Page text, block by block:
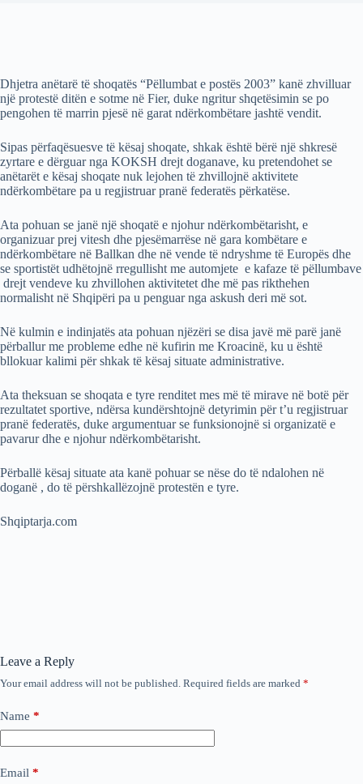
Dhjetra anëtarë të shoqatës “Pëllumbat e postës 2003” kanë zhvilluar
një protestë ditën e sotme në Fier, duke ngritur shqetësimin se po
pengohen të marrin pjesë në garat ndërkombëtare jashtë vendit.
Sipas përfaqësuesve të kësaj shoqate, shkak është bërë një shkresë
zyrtare e dërguar nga KOKSH drejt doganave, ku pretendohet se
anëtarët e kësaj shoqate nuk lejohen të zhvillojnë aktivitete
ndërkombëtare pa u regjistruar pranë federatës përkatëse.
Ata pohuan se janë një shoqatë e njohur ndërkombëtarisht, e
organizuar prej vitesh dhe pjesëmarrëse në gara kombëtare e
ndërkombëtare në Ballkan dhe në vende të ndryshme të Europës dhe
se sportistët udhëtojnë rregullisht me automjete e kafaze të pëllumbave
drejt vendeve ku zhvillohen aktivitetet dhe më pas rikthehen
normalisht në Shqipëri pa u penguar nga askush deri më sot.
Në kulmin e indinjatës ata pohuan njëzëri se disa javë më parë janë
përballur me probleme edhe në kufirin me Kroacinë, ku u është
bllokuar kalimi për shkak të kësaj situate administrative.
Ata theksuan se shoqata e tyre renditet mes më të mirave në botë për
rezultatet sportive, ndërsa kundërshtojnë detyrimin për t’u regjistruar
pranë federatës, duke argumentuar se funksionojnë si organizatë e
pavarur dhe e njohur ndërkombëtarisht.
Përballë kësaj situate ata kanë pohuar se nëse do të ndalohen në
doganë , do të përshkallëzojnë protestën e tyre.
Shqiptarja.com
Leave a Reply
Your email address will not be published. Required fields are marked *
Name *
Email *